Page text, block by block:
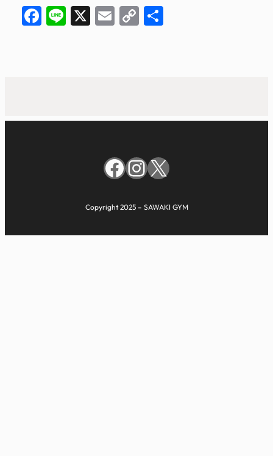
Facebook
Line
X EmailCopy
Facebook
Instagram
X
Copyright 2025 – SAWAKI GYM